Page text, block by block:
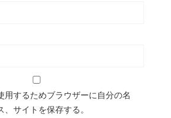
用するためブラウザーに自分の名
サイトを保存する。